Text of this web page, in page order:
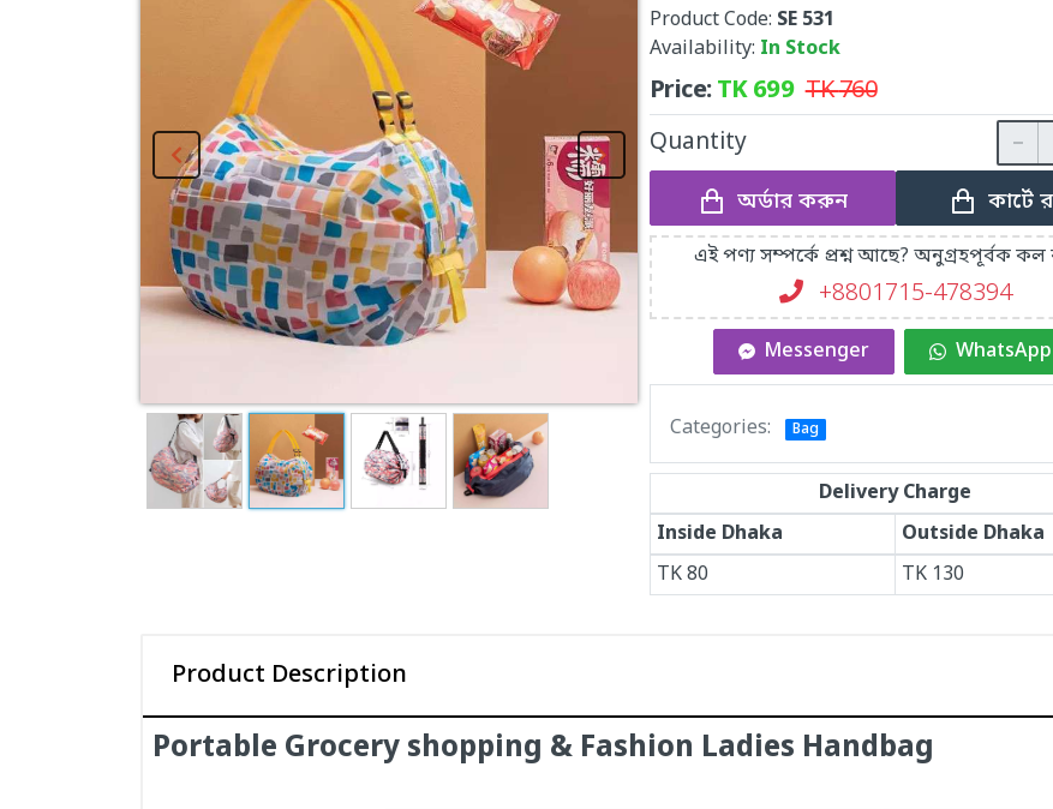
Home Appliance
Fashion & Lifestyle
Health & Beauty
View All Categories
Product Code: SE 531
Availability: In Stock
Price:TK699 TK760
Quantity
অর্ডার করুন কার্টে
এই পণ্য সম্পর্কে প্রশ্ন আছে? অনুগ্রহপূর্বক
+8801715-478394
Messenger WhatsApp
Categories: Bag
Delivery Charge
Inside Dhaka
Outside Dhaka
TK80 TK 130
Product Description
Portable Grocery shopping & Fashion Ladies Handbag